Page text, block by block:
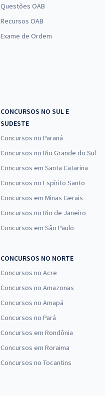
Questões OAB
Recursos OAB
Exame de Ordem
CONCURSOS NO SUL E
SUDESTE
Concursos no Paraná
Concursos no Rio Grande do Sul
Concursos em Santa Catarina
Concursos no Espírito Santo
Concursos em Minas Gerais
Concursos no Rio de Janeiro
Concursos em São Paulo
CONCURSOS NO NORTE
Concursos no Acre
Concursos no Amazonas
Concursos no Amapá
Concursos no Pará
Concursos em Rondônia
Concursos em Roraima
Concursos no Tocantins